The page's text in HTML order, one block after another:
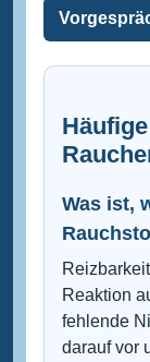
Was ist,
Reaktion
fehlende
darauf vor